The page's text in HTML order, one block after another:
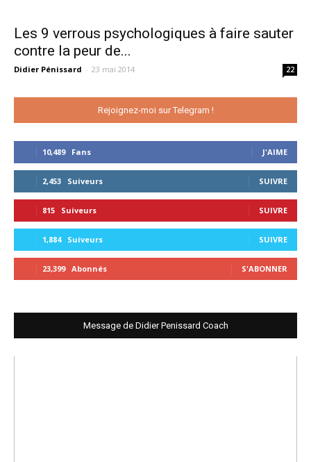
Les 9 verrous psychologiques à faire sauter
contre la peur de...
Didier Pénissard - 23 mai 2014 22
Rejoignez-moi sur Telegram !
10,489 Fans J'AIME
2,453 Suiveurs SUIVRE
815 Suiveurs SUIVRE
1,884 Suiveurs SUIVRE
23,399 Abonnés S'ABONNER
Message de Didier Penissard Coach